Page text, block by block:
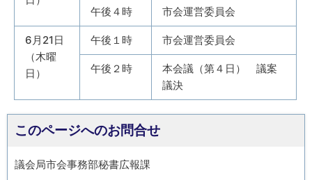
午後４時 市会運営委員会
6月21日
（木曜
日）
午後１時 市会運営委員会
午後２時
本会議（第４日） 議案
議決
このページへのお問合せ
議会局市会事務部秘書広報課